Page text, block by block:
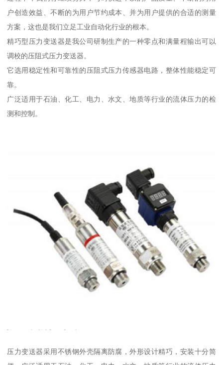
户创造效益、不断的为用户节约成本、并为用户提供的合适的测量
方案，这也是我们立足工业自动化行业的根本。
精巧型压力变送器是我公司研制生产的一种零点和满量程输出可以
调校的压阻式压力变送器。
它选用稳定性和可靠性的压阻式压力传感器电路，整体性能稳定可
靠。
广泛适用于石油、化工、电力、水文、地质等行业的流体压力的检
测和控制。
压力变送器采用不锈钢外壳隔离防腐，外形设计精巧，安装十分简